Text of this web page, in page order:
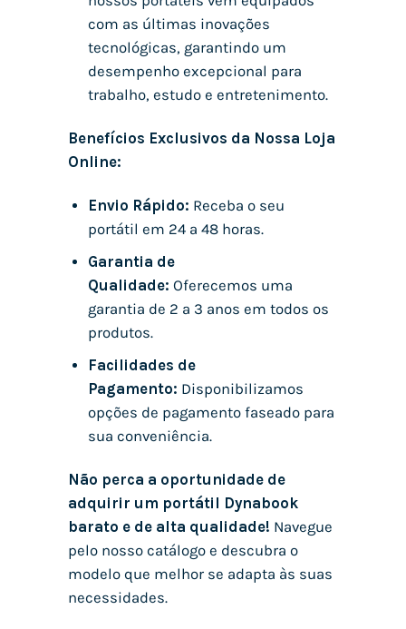
com as últimas inovações
tecnológicas, garantindo um
desempenho excepcional para
trabalho, estudo e entretenimento.
Benefícios Exclusivos da Nossa Loja
Online:
Envio Rápido: Receba o seu
portátil em 24 a 48 horas.
Garantia de
Qualidade: Oferecemos uma
garantia de 2 a 3 anos em todos os
produtos.
Facilidades de
Pagamento: Disponibilizamos
opções de pagamento faseado para
sua conveniência.
Não perca a oportunidade de
adquirir um portátil Dynabook
barato e de alta qualidade! Navegue
pelo nosso catálogo e descubra o
modelo que melhor se adapta às suas
necessidades.